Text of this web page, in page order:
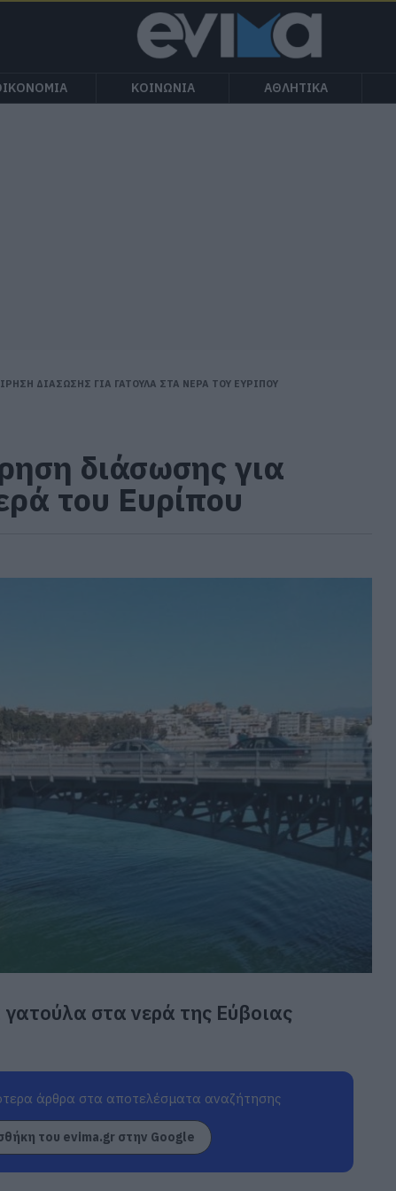
ΚΟΙΝΩΝΙΑ ΑΘΛΗΤΙΚΑ
ΔΙΑΣΩΣΗΣ ΓΙΑ ΓΑΤΟΥΛΑ ΣΤΑ ΝΕΡΑ ΤΟΥ ΕΥΡΙΠΟΥ
διάσωσης για
του Ευρίπου
γατούλα στα νερά της Εύβοιας
άρθρα στα αποτελέσματα αναζήτησης
του evima.gr στην Google